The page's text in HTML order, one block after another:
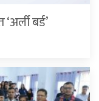
बर्ड’